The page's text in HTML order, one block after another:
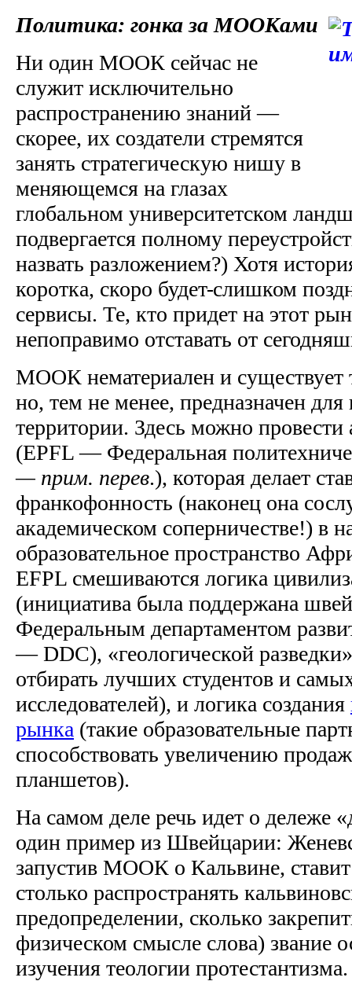
Политика: гонка за МООКами
Ни один МООК сейчас не
служит исключительно
распространению знаний —
скорее, их создатели стремятся
занять стратегическую нишу в
меняющемся на глазах
глобальном университетском
подвергается полному
назвать разложением?) Хотя
коротка, скоро будет слишком
сервисы. Те, кто придет на этот
непоправимо отставать от
МООК нематериален и существует
но, тем не менее, предназначен
территории. Здесь можно
(EPFL — Федеральная
— прим. перев.), которая делает
франкофонность (наконец она
академическом соперничестве!) в
образовательное пространство
EFPL смешиваются логика
(инициатива была поддержана
Федеральным департаментом
— DDC), «геологической
отбирать лучших студентов и
исследователей), и логика создания
рынка (такие образовательные
способствовать увеличению
планшетов).
На самом деле речь идет о дележе
один пример из Швейцарии:
запустив МООК о Кальвине,
столько распространять
предопределении, сколько
физическом смысле слова) звание
изучения теологии протестантизма.